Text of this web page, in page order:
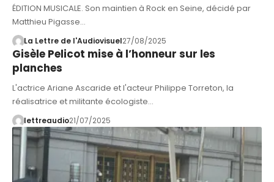
ÉDITION MUSICALE. Son maintien à Rock en Seine, décidé par
Matthieu Pigasse…
La Lettre de l'Audiovisuel27/08/2025
Gisèle Pelicot mise à l’honneur sur les
planches
L'actrice Ariane Ascaride et l'acteur Philippe Torreton, la
réalisatrice et militante écologiste…
lettreaudio21/07/2025